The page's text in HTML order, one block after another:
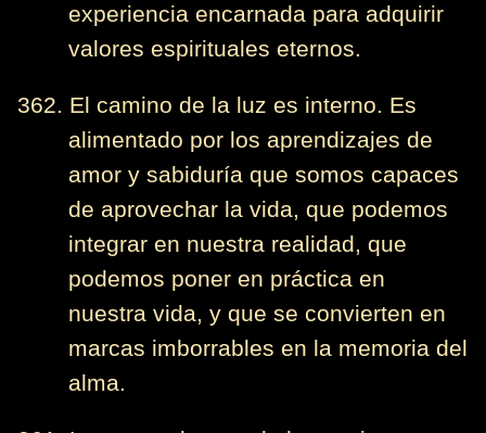
experiencia encarnada para adquirir
valores espirituales eternos.
362. El camino de la luz es interno. Es
alimentado por los aprendizajes de
amor y sabiduría que somos capaces
de aprovechar la vida, que podemos
integrar en nuestra realidad, que
podemos poner en práctica en
nuestra vida, y que se convierten en
marcas imborrables en la memoria del
alma.